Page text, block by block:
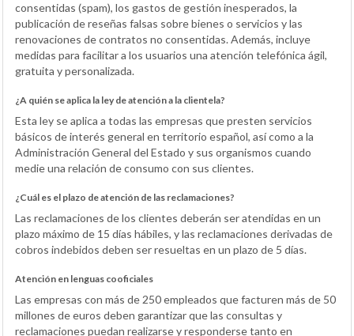
consentidas (spam), los gastos de gestión inesperados, la
publicación de reseñas falsas sobre bienes o servicios y las
renovaciones de contratos no consentidas. Además, incluye
medidas para facilitar a los usuarios una atención telefónica ágil,
gratuita y personalizada.
¿A quién se aplica la ley de atención a la clientela?
Esta ley se aplica a todas las empresas que presten servicios
básicos de interés general en territorio español, así como a la
Administración General del Estado y sus organismos cuando
medie una relación de consumo con sus clientes.
¿Cuál es el plazo de atención de las reclamaciones?
Las reclamaciones de los clientes deberán ser atendidas en un
plazo máximo de 15 días hábiles, y las reclamaciones derivadas de
cobros indebidos deben ser resueltas en un plazo de 5 días.
Atención en lenguas cooficiales
Las empresas con más de 250 empleados que facturen más de 50
millones de euros deben garantizar que las consultas y
reclamaciones puedan realizarse y responderse tanto en